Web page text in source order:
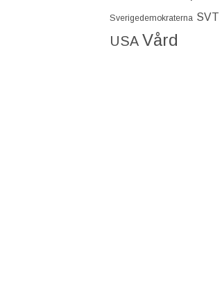
Sverigedemokraterna SVT
USA Vård